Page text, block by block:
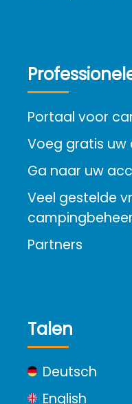
Portaal voor
Voeg gratis
Ga naar uw
Veel gestelde
Partners
Talen
Deutsch
English